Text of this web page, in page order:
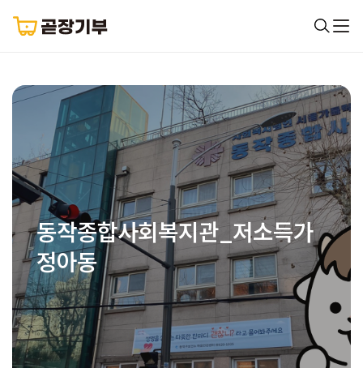
동작종합사회복지관_저소득가
정아동